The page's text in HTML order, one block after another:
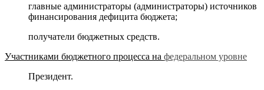
главные администраторы (администраторы) источников
финансирования дефицита бюджета;
получатели бюджетных средств.
Участниками бюджетного процесса на федеральном уровне
Президент.